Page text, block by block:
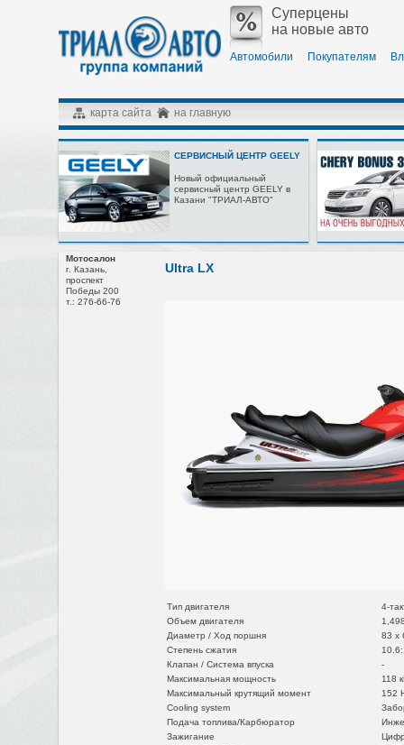
Суперцены
на новые авто
Автомобили Покупателям
карта сайта на главную
СЕРВИСНЫЙ ЦЕНТР GEELY
Новый официальный
сервисный центр GEELY в
Казани "ТРИАЛ-АВТО"
Мотосалон
г. Казань,
проспект
Победы 200
т.: 276-66-76
Ultra LX
Тип двигателя
4-
Объем двигателя
Диаметр / Ход поршня
83 x
Степень сжатия
Клапан / Система впуска
-
Максимальная мощность
118
Максимальный крутящий момент
152
Cooling system
Подача топлива/Карбюратор
Зажигание